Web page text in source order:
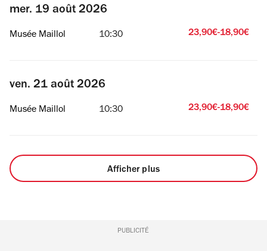
mer. 19 août 2026
Musée Maillol 10:30 23,90€-18,90€
ven. 21 août 2026
Musée Maillol 10:30 23,90€-18,90€
Afficher plus
PUBLICITÉ